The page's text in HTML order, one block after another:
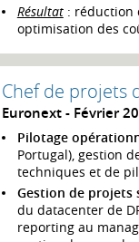
Résultat: réduction
optimisation des
Chef de projets
Euronext Février
Pilotage
Portugal), gestion
techniques et de
Gestion de projets
du datacenter de
reporting au